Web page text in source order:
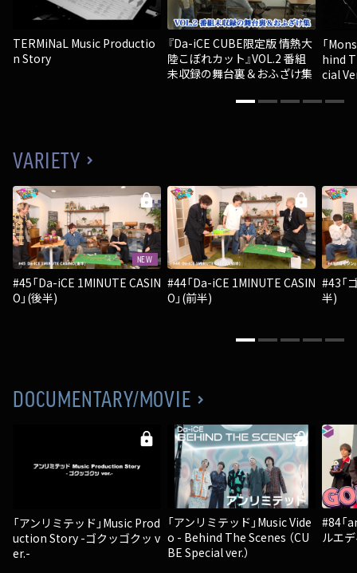
TERMiNaL Music Productio
n Story
『Da-iCE CUBE限定版 情熱大
陸こぼれカット』VOL.2 番組
未収録の舞台裏＆おふざけ集
「
hind
cial
VARIETY
lock
NEW
#45「Da-iCE 1MINUTE CASIN
O」(後半)
lock
#44「Da-iCE 1MINUTE CASIN
O」(前半)
#43「
半)
DOCUMENTARY/MOVIE
lock
「アンリミテッド」Music Prod
uction Story -ゴクッゴクッ v
er.-
lock
「アンリミテッド」Music Vide
o - Behind The Scenes （CU
BE Special ver.）
#84「
ルエ